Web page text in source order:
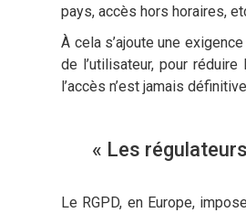
pays, accès hors horaires,
À cela s’ajoute une
de l’utilisateur, pour
l’accès n’est jamais
« Les
Le RGPD, en Europe,